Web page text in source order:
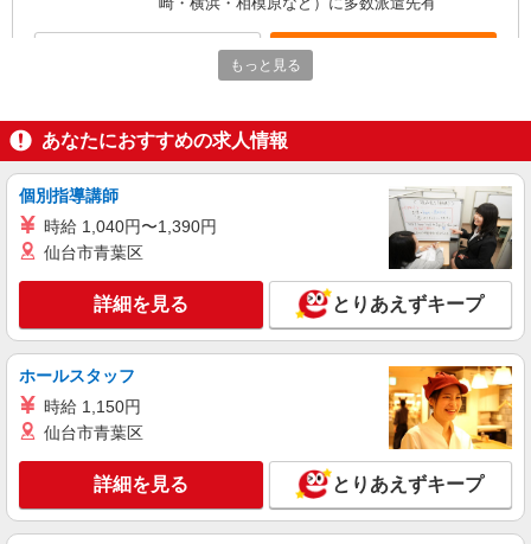
LAPI-Staff株式会社 本社/軽作業窓口
一般事務
時給1,900円 研修期間2ヵ月／時給1,700円
東京都港区 ★上記以外にも神奈川県内（川
崎・横浜・相模原など）に多数派遣先有
キープ 詳細を見る
LAPI-Staff株式会社 本社/軽作業窓口
時給1,580円＋交通費全額支給
東京都港区 ★上記以外にも神奈川県内（川
崎・横浜・相模原など）に多数派遣先有
キープ 詳細を見る
もっと見る
あなたにおすすめの求人情報
個別指導講師
時給 1,040円〜1,390円
仙台市青葉区
詳細を見る とりあえずキープ
ホールスタッフ
時給 1,150円
仙台市青葉区
詳細を見る とりあえずキープ